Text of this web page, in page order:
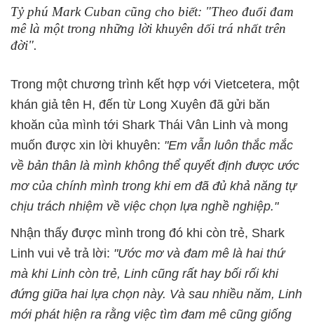
Tỷ phú Mark Cuban cũng cho biết: "Theo đuổi đam
mê là một trong những lời khuyên dối trá nhất trên
đời".
Trong một chương trình kết hợp với Vietcetera, một
khán giả tên H, đến từ Long Xuyên đã gửi băn
khoăn của mình tới Shark Thái Vân Linh và mong
muốn được xin lời khuyên: "Em vẫn luôn thắc mắc
về bản thân là mình không thể quyết định được ước
mơ của chính mình trong khi em đã đủ khả năng tự
chịu trách nhiệm về việc chọn lựa nghề nghiệp."
Nhận thấy được mình trong đó khi còn trẻ, Shark
Linh vui vẻ trả lời: "Ước mơ và đam mê là hai thứ
mà khi Linh còn trẻ, Linh cũng rất hay bối rối khi
đứng giữa hai lựa chọn này. Và sau nhiều năm, Linh
mới phát hiện ra rằng việc tìm đam mê cũng giống